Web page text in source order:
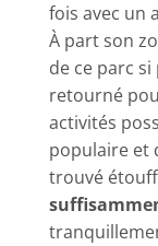
fois avec un
À part son
de ce parc
retourné
activités
populaire et
trouvé